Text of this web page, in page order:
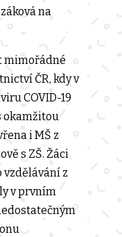
na
mimořádné
ČR, kdy v
COVID-19
okamžitou
i MŠ z
s ZŠ. Žáci
z
v prvním